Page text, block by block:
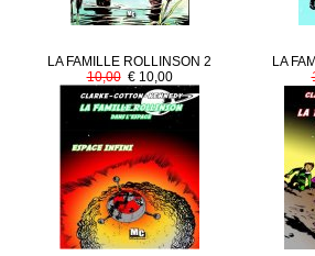
LA FAMILLE ROLLINSON 2
10,00€ 10,00
LA